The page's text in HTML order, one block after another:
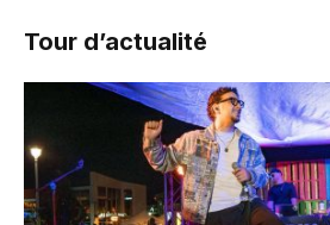
Tour d’actualité